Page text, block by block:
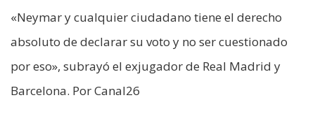
«Neymar y cualquier ciudadano tiene el derecho
absoluto de declarar su voto y no ser cuestionado
por eso», subrayó el exjugador de Real Madrid y
Barcelona. Por Canal26